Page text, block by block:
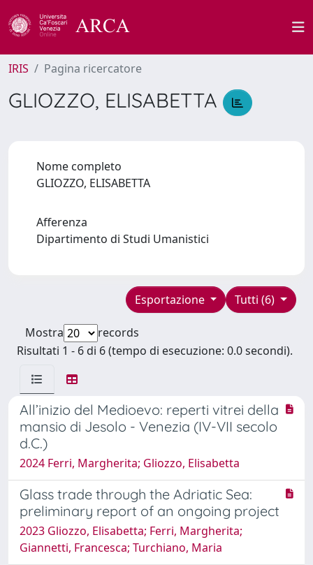
IRIS Pagina ricercatore
GLIOZZO, ELISABETTA
Nome completo
GLIOZZO, ELISABETTA
Afferenza
Dipartimento di Studi Umanistici
Tutti (6)
Esportazione
Mostra
records
Risultati 1 - 6 di 6 (tempo di esecuzione: 0.0 secondi).
All’inizio del Medioevo: reperti vitrei della
mansio di Jesolo - Venezia (IV-VII secolo
d.C.)
2024 Ferri, Margherita; Gliozzo, Elisabetta
Glass trade through the Adriatic Sea:
preliminary report of an ongoing project
2023 Gliozzo, Elisabetta; Ferri, Margherita;
Giannetti, Francesca; Turchiano, Maria